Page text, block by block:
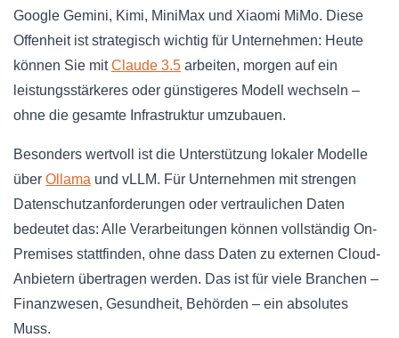
Google Gemini, Kimi, MiniMax und Xiaomi MiMo. Diese
Offenheit ist strategisch wichtig für Unternehmen: Heute
können Sie mitClaude 3.5 arbeiten, morgen auf ein
leistungsstärkeres oder günstigeres Modell wechseln –
ohne die gesamte Infrastruktur umzubauen.
Besonders wertvoll ist die Unterstützung lokaler Modelle
über Ollama und vLLM. Für Unternehmen mit strengen
Datenschutzanforderungen oder vertraulichen Daten
bedeutet das: Alle Verarbeitungen können vollständig On-
Premises stattfinden, ohne dass Daten zu externen Cloud-
Anbietern übertragen werden. Das ist für viele Branchen –
Finanzwesen, Gesundheit, Behörden – ein absolutes
Muss.